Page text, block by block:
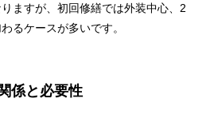
ますが、初回修繕では外装中心、2
るケースが多いです。
係と必要性